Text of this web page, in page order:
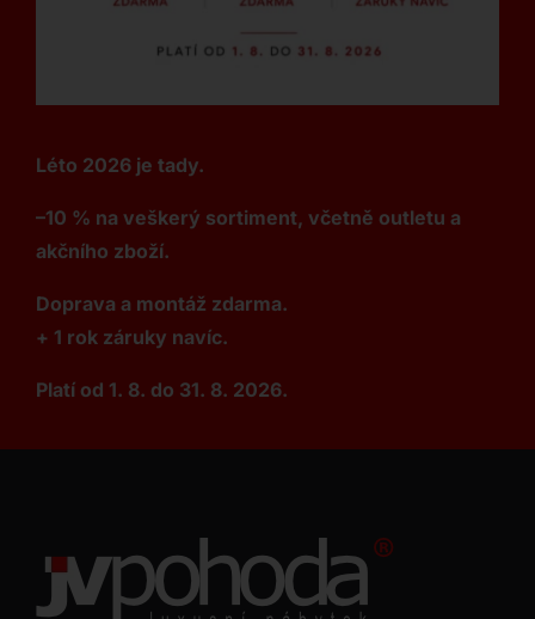
Léto 2026 je tady.
–10 % na veškerý sortiment, včetně outletu a
akčního zboží.
Doprava a montáž zdarma.
+ 1 rok záruky navíc.
Platí od 1. 8. do 31. 8. 2026.